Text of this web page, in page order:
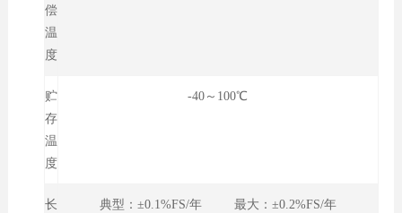
偿
温
度
贮
存
温
度
-40～100℃
长
典型：±0.1%FS/年 最大：±0.2%FS/年